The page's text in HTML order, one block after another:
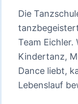
Die
Team Eichler.
Kindertanz,
Dance liebt,
Lebenslauf